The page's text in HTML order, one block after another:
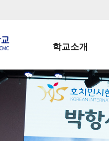
학교소개
학교장인사말
학생회장인사말
학교상징